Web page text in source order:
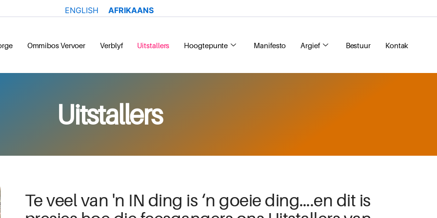
ENGLISH AFRIKAANS
Ommibos Vervoer Verblyf Uitstallers Hoogtepunte Manifesto Argief Bestuur Kontak
Uitstallers
Te veel van 'n IN ding is ‘n goeie ding….en dit is